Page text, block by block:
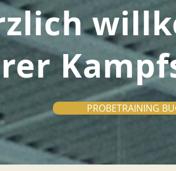
PROBETRAINING